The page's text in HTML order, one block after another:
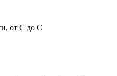
от С до С